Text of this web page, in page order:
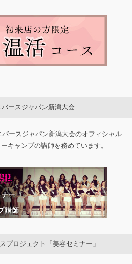
ースジャパン新潟大会
ースジャパン新潟大会のオフィシャル
キャンプの講師を務めています。
プロジェクト「美容セミナー」